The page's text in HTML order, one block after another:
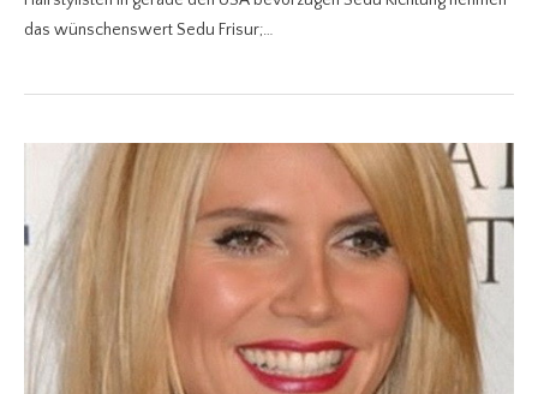
das wünschenswert Sedu Frisur;…